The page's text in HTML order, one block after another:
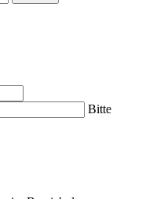
Bitte